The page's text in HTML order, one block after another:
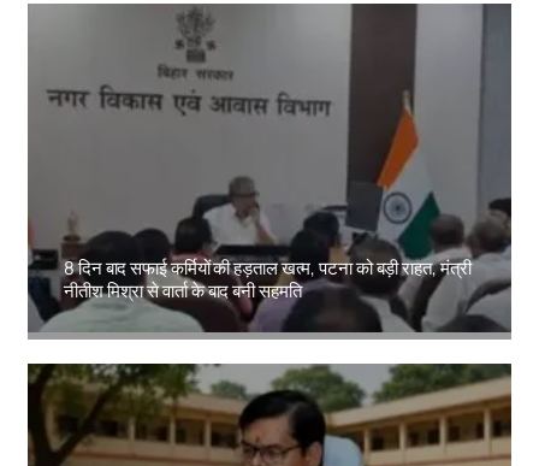
8 दिन बाद सफाई कर्मियों की हड़ताल खत्म, पटना को बड़ी राहत, मंत्री
नीतीश मिश्रा से वार्ता के बाद बनी सहमति
Amit Lekh